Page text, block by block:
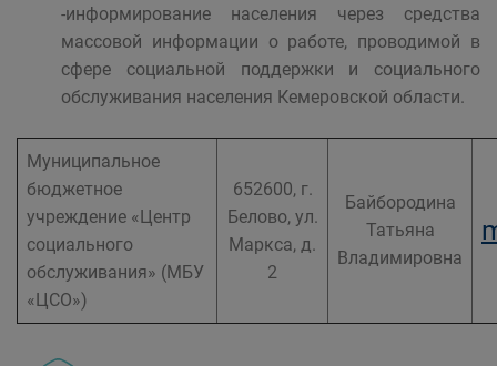
-информирование населения через средства
массовой информации о работе, проводимой в
сфере социальной поддержки и социального
обслуживания населения Кемеровской области.
Муниципальное
бюджетное
учреждение «Центр
социального
обслуживания» (МБУ
«ЦСО»)
652600, г.
Белово, ул.
Маркса, д.
2
Байбородина
Татьяна
Владимировна